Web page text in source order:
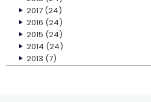
2017(24)
2016 (24)
2015 (24)
2014 (24)
2013 (7)